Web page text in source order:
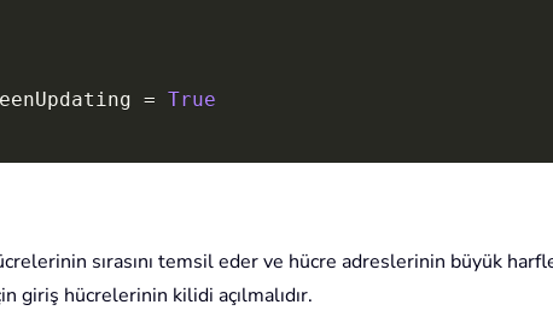
= True
sırasını temsil eder ve hücre adreslerinin büyük
giriş hücrelerinin kilidi açılmalıdır.